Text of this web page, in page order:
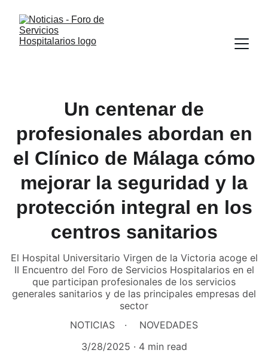
Un centenar de
profesionales abordan en
el Clínico de Málaga cómo
mejorar la seguridad y la
protección integral en los
centros sanitarios
El Hospital Universitario Virgen de la Victoria acoge el
II Encuentro del Foro de Servicios Hospitalarios en el
que participan profesionales de los servicios
generales sanitarios y de las principales empresas del
sector
NOTICIAS
NOVEDADES
3/28/2025
4 min read